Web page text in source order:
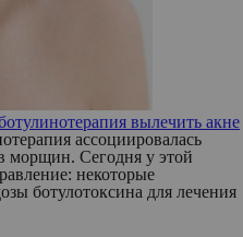
вылечить акне
ассоциировалась
морщин. Сегодня у этой
некоторые
ботулотоксина для лечения